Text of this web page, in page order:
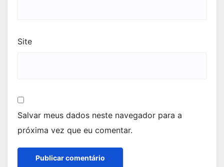
Site
Salvar meus dados neste navegador para a
próxima vez que eu comentar.